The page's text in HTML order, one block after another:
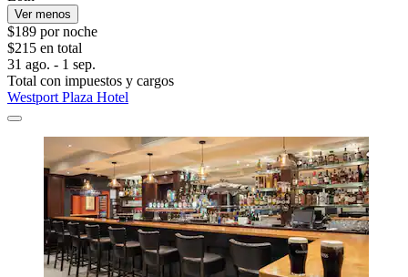
Ver menos
$189 por noche
$215 en total
31 ago. - 1 sep.
Total con impuestos y cargos
Westport Plaza Hotel